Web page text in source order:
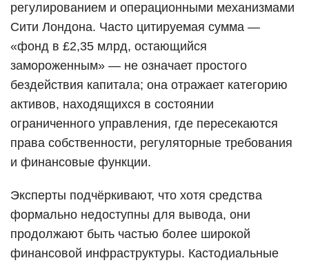
регулированием и операционными механизмами
Сити Лондона. Часто цитируемая сумма —
«фонд в £2,35 млрд, остающийся
замороженным» — не означает простого
бездействия капитала; она отражает категорию
активов, находящихся в состоянии
ограниченного управления, где пересекаются
права собственности, регуляторные требования
и финансовые функции.
Эксперты подчёркивают, что хотя средства
формально недоступны для вывода, они
продолжают быть частью более широкой
финансовой инфраструктуры. Кастодиальные